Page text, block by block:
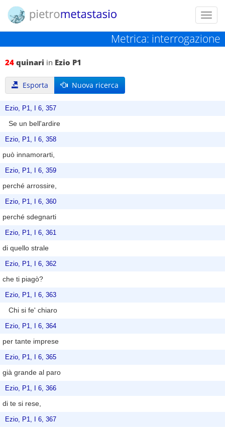
Metrica: interrogazione
24 quinari in Ezio P1
Esporta Nuova ricerca
Ezio, P1, I 6, 357
Se un bell'ardire
Ezio, P1, I 6, 358
può innamorarti,
Ezio, P1, I 6, 359
perché arrossire,
Ezio, P1, I 6, 360
perché sdegnarti
Ezio, P1, I 6, 361
di quello strale
Ezio, P1, I 6, 362
che ti piagò?
Ezio, P1, I 6, 363
Chi si fe' chiaro
Ezio, P1, I 6, 364
per tante imprese
Ezio, P1, I 6, 365
già grande al paro
Ezio, P1, I 6, 366
di te si rese,
Ezio, P1, I 6, 367